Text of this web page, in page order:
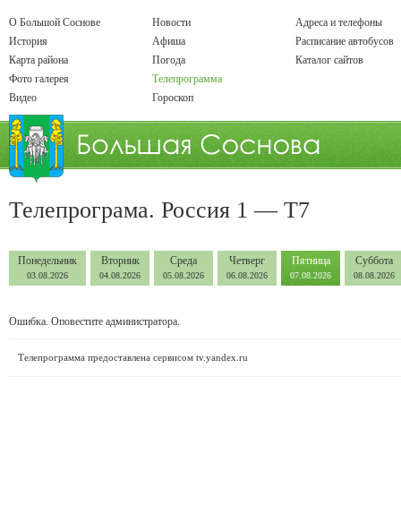
О Большой Соснове
История
Карта района
Фото галерея
Видео
Новости
Афиша
Погода
Телепрограмма
Гороскоп
Адреса и телефоны
Расписание автобусов
Каталог сайтов
Телепрограма. Россия 1 — Т7
Понедельник
03.08.2026
Вторник
04.08.2026
Среда
05.08.2026
Четверг
06.08.2026
Пятница
07.08.2026
Суббота
08.08.2026
Ошибка. Оповестите администратора.
Телепрограмма предоставлена сервисом tv.yandex.ru